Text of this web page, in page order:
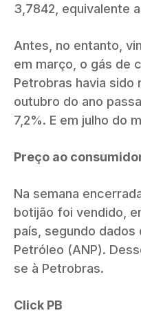
3,7842, equivalente
Antes, no entanto,
em março, o gás de
Petrobras havia sido
outubro do ano
7,2%. E em julho do
Preço ao
Na semana
botijão foi vendido,
país, segundo dados
Petróleo (ANP).
se à Petrobras.
Click PB